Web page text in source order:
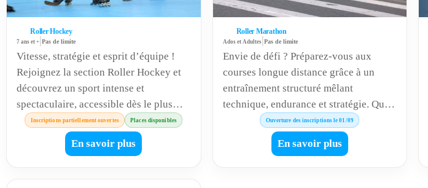
Roller Hockey
7 ans et + Pas de limite
Vitesse, stratégie et esprit d’équipe !
Rejoignez la section Roller Hockey et
découvrez un sport intense et
spectaculaire, accessible dès le plus
jeune âge. Apprenez à manier la crosse,
développez votre jeu collectif et
partagez l’énergie du groupe.
Inscriptions partiellement ouvertes Places disponibles
En savoir plus
Roller Marathon
Ados et Adultes| Pas de limite
Envie de défi ? Préparez-vous aux
courses longue distance grâce à un
entraînement structuré mêlant
technique, endurance et stratégie. Que
vous visiez votre premier marathon ou
la performance, notre section vous
accompagne vers vos objectifs.
Ouverture des inscriptions le 01/09
En savoir plus